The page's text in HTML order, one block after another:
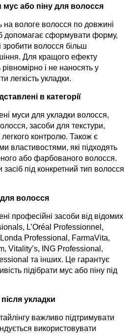
або піну для волосся
на вологе волосся по довжині
допомагає сформувати форму,
зробити волосся більш
Для кращого ефекту
і не наносять у
легкість укладки.
в категорії
муси для укладки волосся,
засоби для текстури,
легкого контролю. Також є
властивостями, які підходять
або фарбованого волосся.
засіб під конкретний тип волосся
волосся
професійні засоби від відомих
L’Oréal Professionnel,
Professional, FarmaVita,
Vitality’s, ING Professional,
та інших. Це гарантує
підібрати мус або піну під
укладки
важливо підтримувати
використовувати